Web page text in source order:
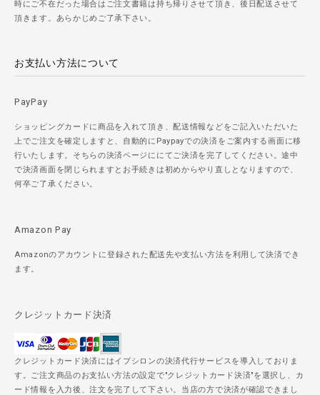
時にご不在だった場合はご注文書籍は持ち帰りさせて頂き、後日配送させて
頂きます。あらかじめご了承下さい。
お支払い方法について
PayPay
ショッピングカードに商品を入れて頂き、配送情報などをご記入いただいた
上でご注文を確定しますと、自動的にPaypayでの決済をご案内する画面に移
行いたします。そちらの決済ページににてご決済を完了してください。途中
で決済画面を閉じられますとお手続きは初めからやり直しとなりますので、
何卒ご了承ください。
Amazon Pay
Amazonのアカウントに登録された配送先や支払い方法を利用して決済でき
ます。
クレジットカード決済
クレジットカード決済にはイプシロンの決済代行サービスを導入しておりま
す。ご注文商品のお支払い方法の設定で"クレジットカード決済"を選択し、カ
ード情報を入力後、注文を完了して下さい。当店の方で決済が確認できまし